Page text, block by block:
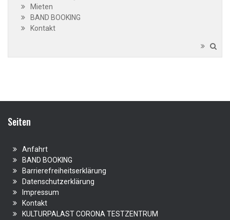
Mieten
BAND BOOKING
Kontakt
Seiten
Anfahrt
BAND BOOKING
Barrierefreiheitserklärung
Datenschutzerklärung
Impressum
Kontakt
KULTURPALAST CORONA TESTZENTRUM